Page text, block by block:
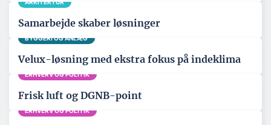
ARKITEKTUR
Samarbejde skaber løsninger
BYGGERI OG ANLÆG
Velux-løsning med ekstra fokus på indeklima
ERHVERV OG POLITIK
Frisk luft og DGNB-point
ERHVERV OG POLITIK